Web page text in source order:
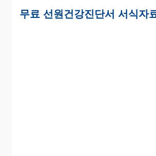
무료 선원건강진단서 서식자